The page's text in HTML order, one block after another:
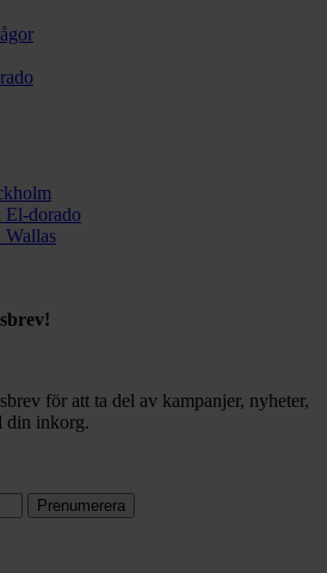
El-dorado
Wallas
för att ta del av kampanjer, nyheter,
din inkorg.
Prenumerera